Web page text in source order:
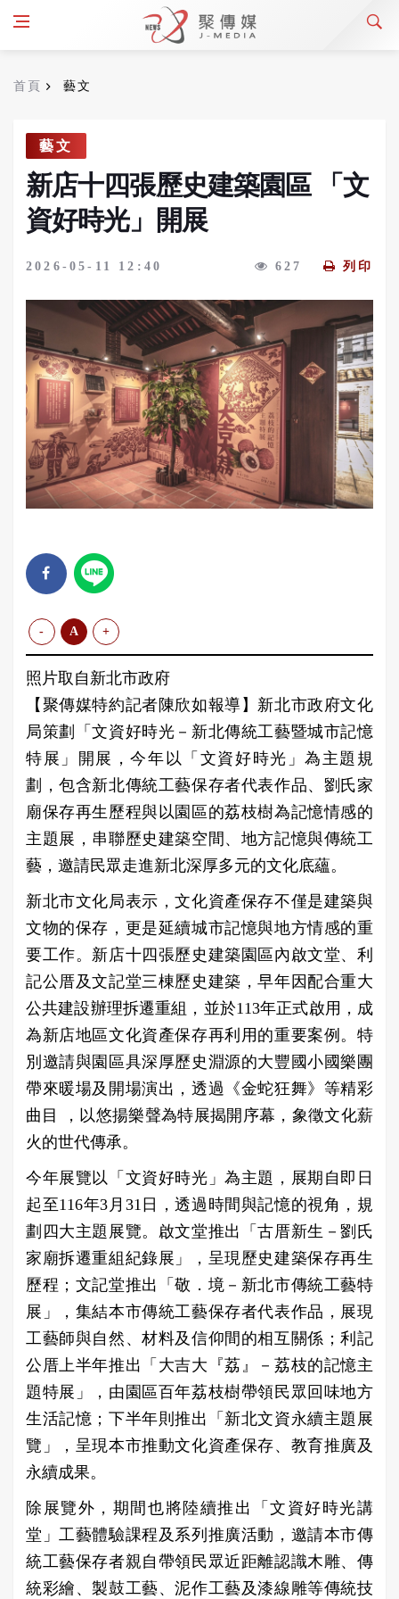
首頁 藝文
藝文
新店十四張歷史建築園區 「文
資好時光」開展
2026-05-11 12:40 627 列印
- A +
照片取自新北市政府
【聚傳媒特約記者陳欣如報導】新北市政府文化
局策劃「文資好時光－新北傳統工藝暨城市記憶
特展」開展，今年以「文資好時光」為主題規
劃，包含新北傳統工藝保存者代表作品、劉氏家
廟保存再生歷程與以園區的荔枝樹為記憶情感的
主題展，串聯歷史建築空間、地方記憶與傳統工
藝，邀請民眾走進新北深厚多元的文化底蘊。
新北市文化局表示，文化資產保存不僅是建築與
文物的保存，更是延續城市記憶與地方情感的重
要工作。新店十四張歷史建築園區內啟文堂、利
記公厝及文記堂三棟歷史建築，早年因配合重大
公共建設辦理拆遷重組，並於113年正式啟用，成
為新店地區文化資產保存再利用的重要案例。特
別邀請與園區具深厚歷史淵源的大豐國小國樂團
帶來暖場及開場演出，透過《金蛇狂舞》等精彩
曲目 ，以悠揚樂聲為特展揭開序幕，象徵文化薪
火的世代傳承。
今年展覽以「文資好時光」為主題，展期自即日
起至116年3月31日，透過時間與記憶的視角，規
劃四大主題展覽。啟文堂推出「古厝新生－劉氏
家廟拆遷重組紀錄展」，呈現歷史建築保存再生
歷程；文記堂推出「敬．境－新北市傳統工藝特
展」，集結本市傳統工藝保存者代表作品，展現
工藝師與自然、材料及信仰間的相互關係；利記
公厝上半年推出「大吉大『荔』－荔枝的記憶主
題特展」，由園區百年荔枝樹帶領民眾回味地方
生活記憶；下半年則推出「新北文資永續主題展
覽」，呈現本市推動文化資產保存、教育推廣及
永續成果。
除展覽外，期間也將陸續推出「文資好時光講
堂」工藝體驗課程及系列推廣活動，邀請本市傳
統工藝保存者親自帶領民眾近距離認識木雕、傳
統彩繪、製鼓工藝、泥作工藝及漆線雕等傳統技